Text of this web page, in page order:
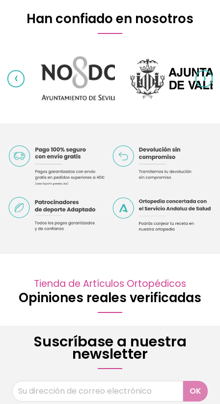
Han confiado en nosotros
‹ ›
Tienda de Artículos Ortopédicos
Opiniones reales verificadas
Suscríbase a nuestra
newsletter